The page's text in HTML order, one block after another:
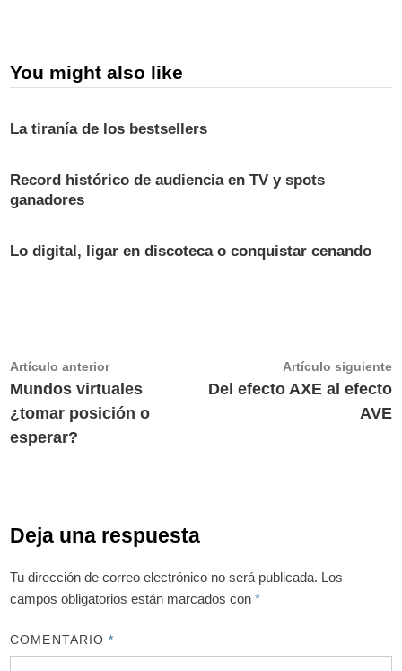
You might also like
La tiranía de los bestsellers
Record histórico de audiencia en TV y spots
ganadores
Lo digital, ligar en discoteca o conquistar cenando
Navegación
de
entradas
Artículo anteriorArtículo
anterior:
Mundos virtuales
¿tomar posición o
esperar?
Artículo siguiente
Del efecto AXE al efecto
AVE
Deja una respuesta
Tu dirección de correo electrónico no será publicada. Los
campos obligatorios están marcados con*
COMENTARIO*